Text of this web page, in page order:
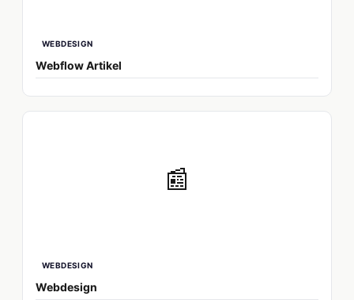
WEBDESIGN
Webflow Artikel
📰
WEBDESIGN
Webdesign